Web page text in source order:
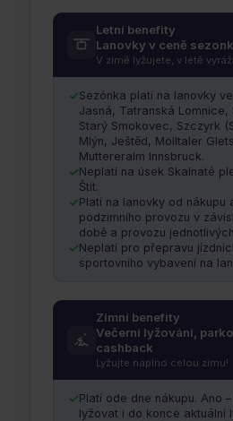
Gopass SKI
NA HORÁCH PO CELÝ ROK – V
do konce aktuální lyžařské
Letní benefity
Lanovky v ceně
V zimě lyžujete, v létě
Sezónka platí na lanovky
Jasná, Tatranská Lomnice,
Starý Smokovec, Szczyrk
Mlýn, Ještěd, Mölltaler
Muttereralm Innsbruck.
Neplatí na úsek Skalnaté
Štít.
Platí na lanovky od nákupu
podzimního provozu v
době a provozu
Neplatí pro přepravu
sportovního vybavení na
Zimní benefity
Večerní lyžování,
cashback
Lyžujte naplno celou zimu!
Platí ode dne nákupu. Ano
lyžovat i do konce aktuální